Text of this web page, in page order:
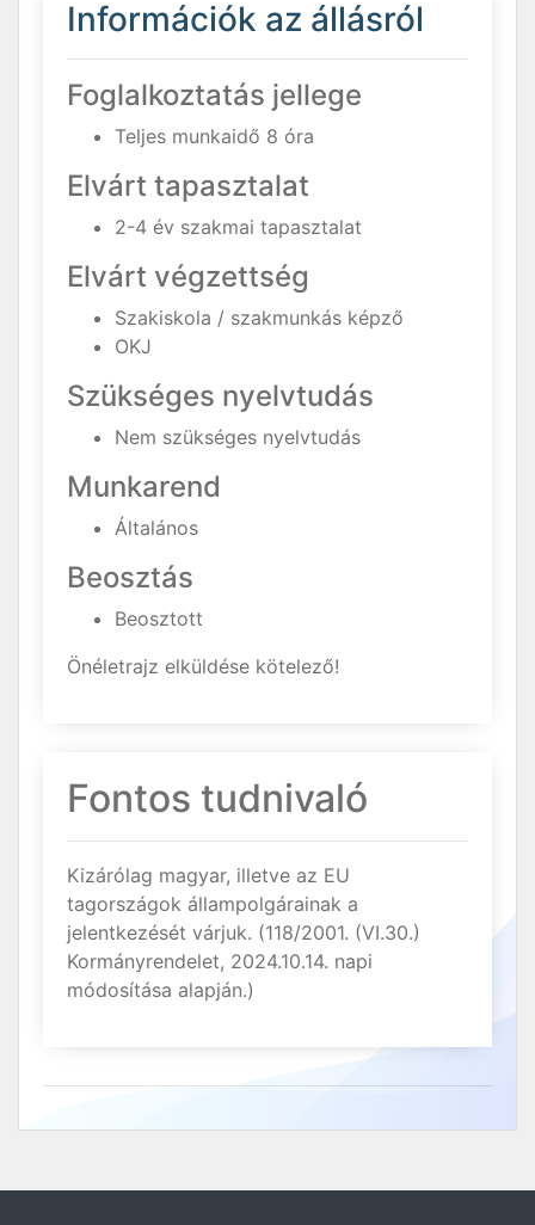
Információk az állásról
Foglalkoztatás jellege
Teljes munkaidő 8 óra
Elvárt tapasztalat
2-4 év szakmai tapasztalat
Elvárt végzettség
Szakiskola / szakmunkás képző
OKJ
Szükséges nyelvtudás
Nem szükséges nyelvtudás
Munkarend
Általános
Beosztás
Beosztott
Önéletrajz elküldése kötelező!
Fontos tudnivaló
Kizárólag magyar, illetve az EU
tagországok állampolgárainak a
jelentkezését várjuk. (118/2001. (VI.30.)
Kormányrendelet, 2024.10.14. napi
módosítása alapján.)